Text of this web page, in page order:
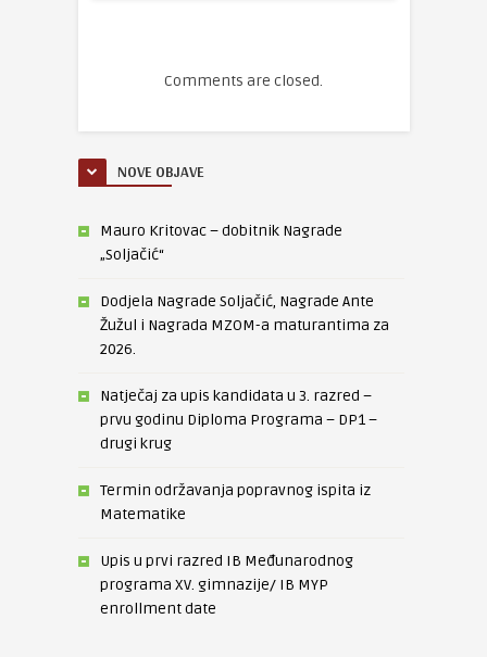
Comments are closed.
NOVE OBJAVE
Mauro Kritovac – dobitnik Nagrade
„Soljačić“
Dodjela Nagrade Soljačić, Nagrade Ante
Žužul i Nagrada MZOM-a maturantima za
2026.
Natječaj za upis kandidata u 3. razred –
prvu godinu Diploma Programa – DP1 –
drugi krug
Termin održavanja popravnog ispita iz
Matematike
Upis u prvi razred IB Međunarodnog
programa XV. gimnazije/ IB MYP
enrollment date